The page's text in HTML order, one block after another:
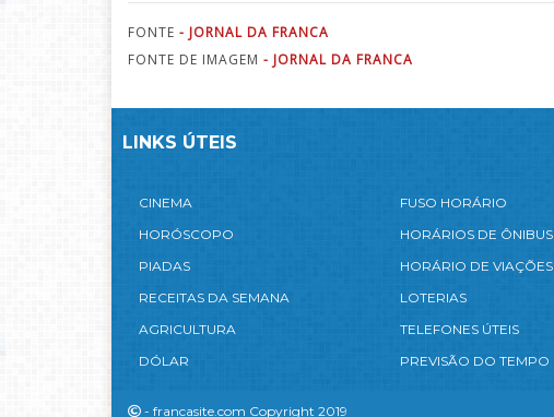
FONTE - JORNAL DA FRANCA
FONTE DE IMAGEM - JORNAL DA FRANCA
LINKS ÚTEIS
CINEMA
HORÓSCOPO
PIADAS
RECEITAS DA SEMANA
AGRICULTURA
DÓLAR
FUSO HORÁRIO
HORÁRIOS DE ÔNIBUS
HORÁRIO DE VIAÇÕES
LOTERIAS
TELEFONES ÚTEIS
PREVISÃO DO TEMPO
- francasite.com Copyright 2019